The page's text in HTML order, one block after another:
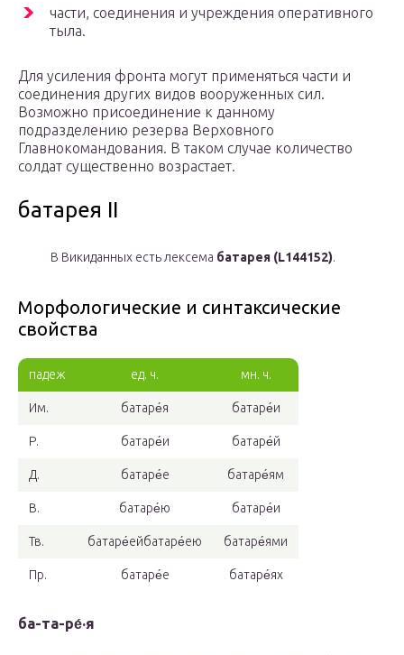
части, соединения и учреждения оперативного
тыла.
Для усиления фронта могут применяться части и
соединения других видов вооруженных сил.
Возможно присоединение к данному
подразделению резерва Верховного
Главнокомандования. В таком случае количество
солдат существенно возрастает.
батарея II
В Викиданных есть лексема батарея (L144152).
Морфологические и синтаксические
свойства
падеж ед. ч. мн. ч.
Им. батаре́я батаре́и
Р. батаре́и батаре́й
Д. батаре́е батаре́ям
В. батаре́ю батаре́и
Тв. батаре́ейбатаре́ею батаре́ями
Пр. батаре́е батаре́ях
ба-та-ре́·я